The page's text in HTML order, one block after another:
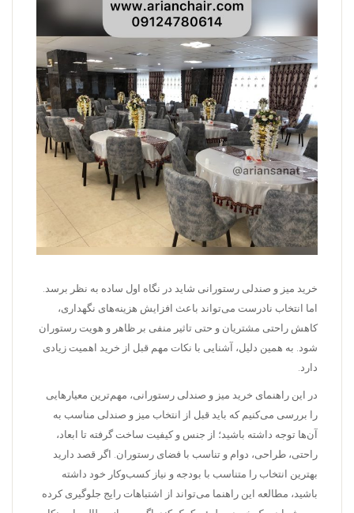
خرید میز و صندلی رستورانی شاید در نگاه اول ساده به نظر برسد.
اما انتخاب نادرست می‌تواند باعث افزایش هزینه‌های نگهداری،
کاهش راحتی مشتریان و حتی تاثیر منفی بر ظاهر و هویت رستوران
شود. به همین دلیل، آشنایی با نکات مهم قبل از خرید اهمیت زیادی
دارد.
در این راهنمای خرید میز و صندلی رستورانی، مهم‌ترین معیارهایی
را بررسی می‌کنیم که باید قبل از انتخاب میز و صندلی مناسب به
آن‌ها توجه داشته باشید؛ از جنس و کیفیت ساخت گرفته تا ابعاد،
راحتی، طراحی، دوام و تناسب با فضای رستوران. اگر قصد دارید
بهترین انتخاب را متناسب با بودجه و نیاز کسب‌و‌کار خود داشته
باشید، مطالعه این راهنما می‌تواند از اشتباهات رایج جلوگیری کرده